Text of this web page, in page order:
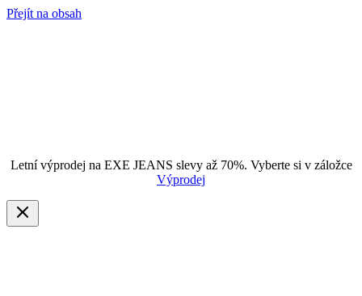
Přejít na obsah
Letní výprodej na EXE JEANS slevy až 70%. Vyberte si v záložce
Výprodej